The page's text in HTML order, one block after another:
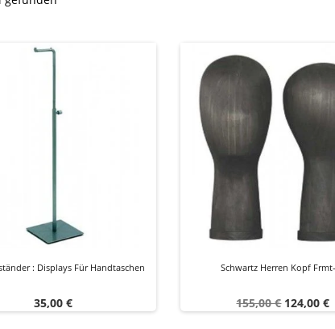
: Displays Für Handtaschen
Preis
35,00 €
Schwartz Herren Kopf
Verkaufspreis
155,00 € Preis
124,00 €